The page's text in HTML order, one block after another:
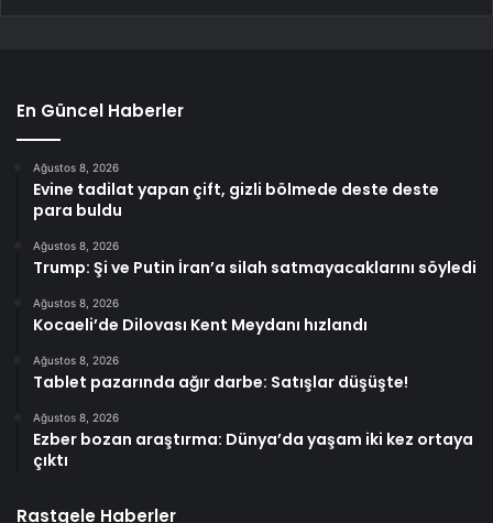
En Güncel Haberler
Ağustos 8, 2026
Evine tadilat yapan çift, gizli bölmede deste deste
para buldu
Ağustos 8, 2026
Trump: Şi ve Putin İran’a silah satmayacaklarını söyledi
Ağustos 8, 2026
Kocaeli’de Dilovası Kent Meydanı hızlandı
Ağustos 8, 2026
Tablet pazarında ağır darbe: Satışlar düşüşte!
Ağustos 8, 2026
Ezber bozan araştırma: Dünya’da yaşam iki kez ortaya
çıktı
Rastgele Haberler